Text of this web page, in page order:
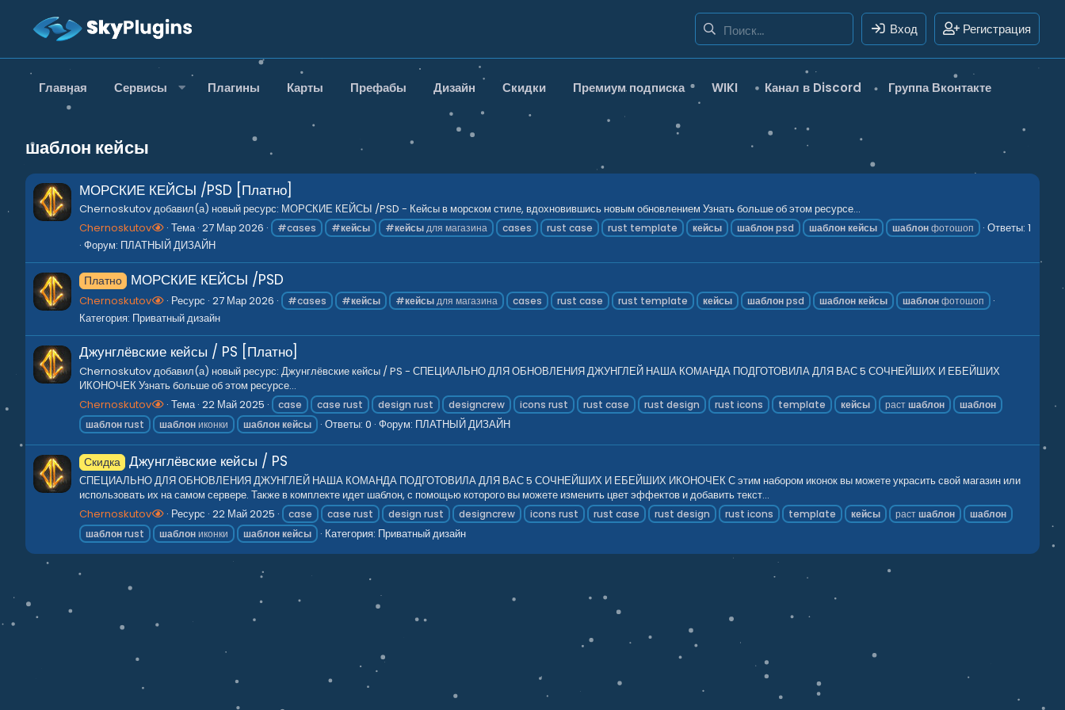
Вход Регистрация
Главная Сервисы Плагины Карты Префабы Дизайн Скидки Премиум подписка WIKI Канал в Discord Группа Вконтакте
шаблон кейсы
МОРСКИЕ КЕЙСЫ /PSD [Платно]
Chernoskutov добавил(а) новый ресурс: МОРСКИЕ КЕЙСЫ /PSD - Кейсы в морском стиле, вдохновившись новым обновлением Узнать больше об этом ресурсе...
Chernoskutov
Тема 27 Мар 2026 #cases #кейсы #кейсыдля магазина cases rust case rust template кейсы шаблонpsd шаблонкейсы шаблонфотошоп
Ответы: 1
Форум: ПЛАТНЫЙ ДИЗАЙН
Платно МОРСКИЕ КЕЙСЫ /PSD
Chernoskutov Ресурс 27 Мар 2026 #cases #кейсы #кейсыдля магазина cases rust case rust template кейсы шаблонpsd шаблонкейсы шаблонфотошоп
Категория: Приватный дизайн
Джунглёвские кейсы / PS [Платно]
Chernoskutov добавил(а) новый ресурс: Джунглёвские кейсы / PS - СПЕЦИАЛЬНО ДЛЯ ОБНОВЛЕНИЯ ДЖУНГЛЕЙ НАША КОМАНДА ПОДГОТОВИЛА ДЛЯ ВАС 5 СОЧНЕЙШИХ И ЕБЕЙШИХ
ИКОНОЧЕК Узнать больше об этом ресурсе...
Chernoskutov
Тема 22 Май 2025 case case rust design rust designcrew icons rust rust case rust design rust icons template кейсы растшаблон
шаблон
шаблонrust шаблониконки шаблонкейсы Ответы: 0 Форум: ПЛАТНЫЙ ДИЗАЙН
Скидка Джунглёвские кейсы / PS
СПЕЦИАЛЬНО ДЛЯ ОБНОВЛЕНИЯ ДЖУНГЛЕЙ НАША КОМАНДА ПОДГОТОВИЛА ДЛЯ ВАС 5 СОЧНЕЙШИХ И ЕБЕЙШИХ ИКОНОЧЕК С этим набором иконок вы можете украсить свой магазин или
использовать их на самом сервере. Также в комплекте идет шаблон, с помощью которого вы можете изменить цвет эффектов и добавить текст...
Chernoskutov
Ресурс 22 Май 2025 case case rust design rust designcrew icons rust rust case rust design rust icons template кейсы растшаблон
шаблон
шаблонrust шаблониконки шаблонкейсы Категория: Приватный дизайн